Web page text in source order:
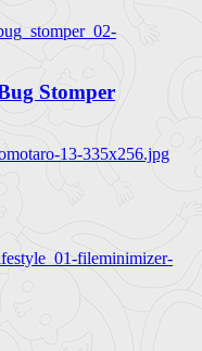
Stomper
13-335x256.jpg
fileminimizer-